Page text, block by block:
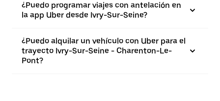
¿Puedo programar viajes con antelación en
la app Uber desde Ivry-Sur-Seine?
¿Puedo alquilar un vehículo con Uber para el
trayecto Ivry-Sur-Seine - Charenton-Le-
Pont?